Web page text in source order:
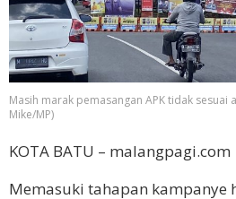
Masih marak pemasangan APK tidak sesuai
Mike/MP)
KOTA BATU – malangpagi.com
Memasuki tahapan kampanye